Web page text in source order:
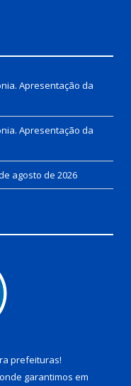
Apresentação da
Apresentação da
agosto de 2026
prefeituras!
garantimos em